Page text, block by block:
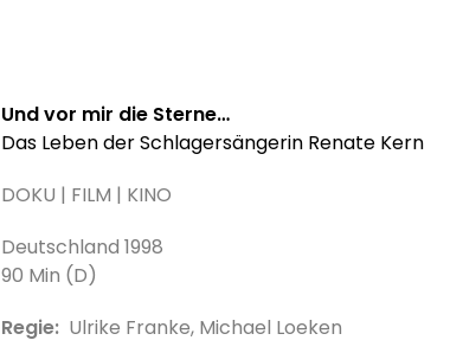
Und vor mir die Sterne…
Das Leben der Schlagersängerin Renate Kern
DOKU | FILM | KINO
Deutschland 1998
90 Min (D)
Regie:Ulrike Franke, Michael Loeken